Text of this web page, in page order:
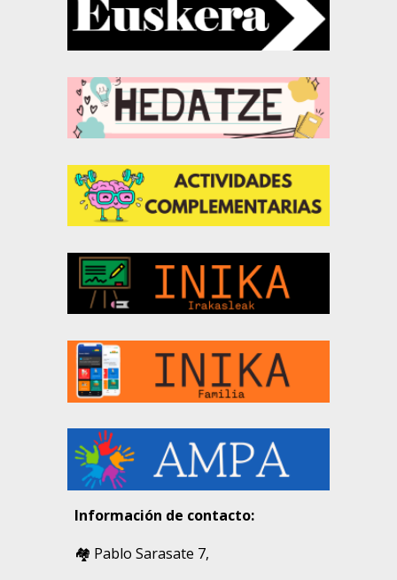
Información de contacto:
🏘️ Pablo Sarasate 7,